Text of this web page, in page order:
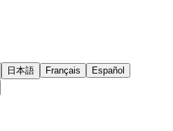
日本語 Français
Español